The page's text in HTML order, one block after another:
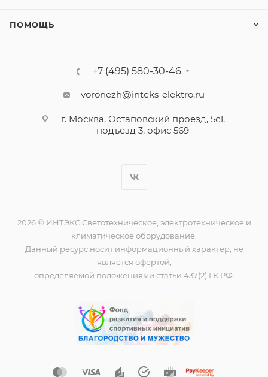
ПОМОЩЬ
+7 (495) 580-30-46
voronezh@inteks-elektro.ru
г. Москва, Остаповский проезд, 5с1,
подъезд 3, офис 569
2026 © ИНТЭКС Светотехническое, электротехническое и
климатическое оборудование.
Данный ресурс носит информационный характер, не
является офертой,
определяемой положениями статьи 437(2) ГК РФ.